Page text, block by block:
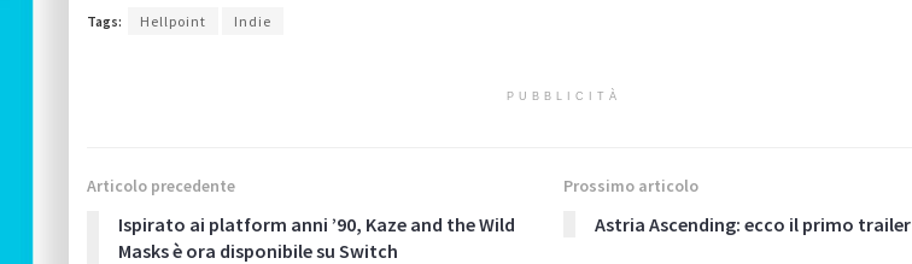
Tags: Hellpoint Indie
PUBBLICITÀ
Articolo precedente
Ispirato ai platform anni ’90, Kaze and the Wild
Masks è ora disponibile su Switch
Prossimo articolo
Astria Ascending: ecco il primo trailer